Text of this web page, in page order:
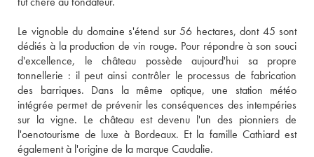
Le vignoble du domaine s'étend sur 56 hectares, dont 45 sont
dédiés à la production de vin rouge. Pour répondre à son souci
d'excellence, le château possède aujourd'hui sa propre
tonnellerie : il peut ainsi contrôler le processus de fabrication
des barriques. Dans la même optique, une station météo
intégrée permet de prévenir les conséquences des intempéries
sur la vigne. Le château est devenu l'un des pionniers de
l'oenotourisme de luxe à Bordeaux. Et la famille Cathiard est
également à l'origine de la marque Caudalie.